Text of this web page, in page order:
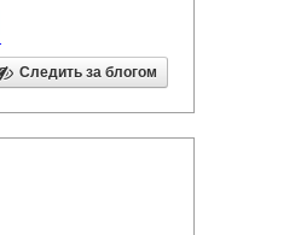
Следить за блогом